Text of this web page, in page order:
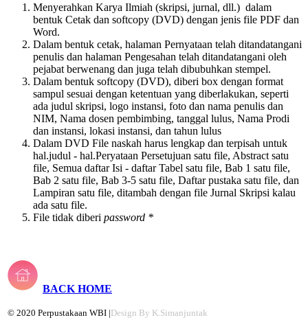
Menyerahkan Karya Ilmiah (skripsi, jurnal, dll.) dalam
bentuk Cetak dan softcopy (DVD) dengan jenis file PDF dan
Word.
Dalam bentuk cetak, halaman Pernyataan telah ditandatangani
penulis dan halaman Pengesahan telah ditandatangani oleh
pejabat berwenang dan juga telah dibubuhkan stempel.
Dalam bentuk softcopy (DVD), diberi box dengan format
sampul sesuai dengan ketentuan yang diberlakukan, seperti
ada judul skripsi, logo instansi, foto dan nama penulis dan
NIM, Nama dosen pembimbing, tanggal lulus, Nama Prodi
dan instansi, lokasi instansi, dan tahun lulus
Dalam DVD File naskah harus lengkap dan terpisah untuk
hal.judul - hal.Peryataan Persetujuan satu file, Abstract satu
file, Semua daftar Isi - daftar Tabel satu file, Bab 1 satu file,
Bab 2 satu file, Bab 3-5 satu file, Daftar pustaka satu file, dan
Lampiran satu file, ditambah dengan file Jurnal Skripsi kalau
ada satu file.
File tidak diberi password *
BACK HOME
© 2020 Perpustakaan WBI |Design By K.Simanjuntak